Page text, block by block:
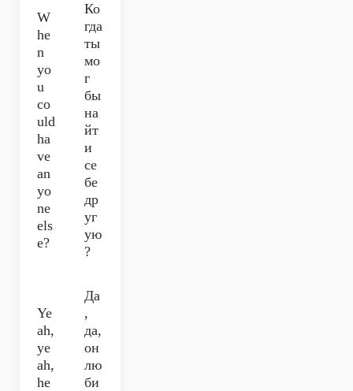
W
he
n
yo
u
co
uld
ha
ve
an
yo
ne
els
e?
Ко
гда
ты
мо
г
бы
на
йт
и
се
бе
др
уг
ую
?
Ye
ah,
ye
ah,
he
Да
,
да,
он
лю
би